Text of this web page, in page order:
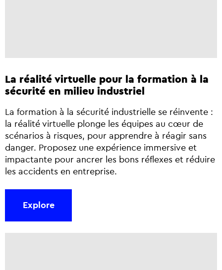
La réalité virtuelle pour la formation à la
sécurité en milieu industriel
La formation à la sécurité industrielle se réinvente :
la réalité virtuelle plonge les équipes au cœur de
scénarios à risques, pour apprendre à réagir sans
danger. Proposez une expérience immersive et
impactante pour ancrer les bons réflexes et réduire
les accidents en entreprise.
Explore